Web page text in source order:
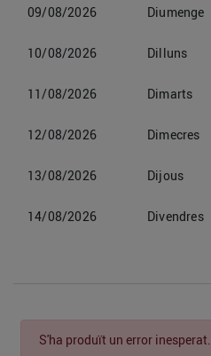
09/08/2026 Diumenge
10/08/2026 Dilluns
11/08/2026 Dimarts
12/08/2026 Dimecres
13/08/2026 Dijous
14/08/2026 Divendres
S'ha produït un error inesperat.